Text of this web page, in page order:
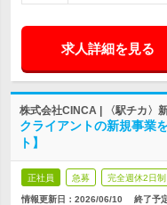
求人詳細を見る
株式会社CINCA | 〈駅チカ〉
クライアントの新規事業
ト】
正社員 急募 完全週休2日制
情報更新日：2026/06/10 終了予